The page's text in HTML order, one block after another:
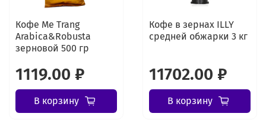
Кофе Me Trang
Arabica&Robusta
зерновой 500 гр
1119.00 ₽
В корзину
Кофе в зернах ILLY
средней обжарки 3 кг
11702.00 ₽
В корзину